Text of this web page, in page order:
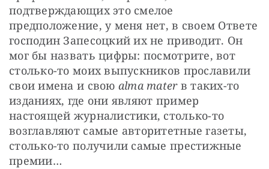
подтверждающих это смелое
предположение, у меня нет, в своем Ответе
господин Запесоцкий их не приводит. Он
мог бы назвать цифры: посмотрите, вот
столько-то моих выпускников прославили
свои имена и свою alma mater в таких-то
изданиях, где они являют пример
настоящей журналистики, столько-то
возглавляют самые авторитетные газеты,
столько-то получили самые престижные
премии…